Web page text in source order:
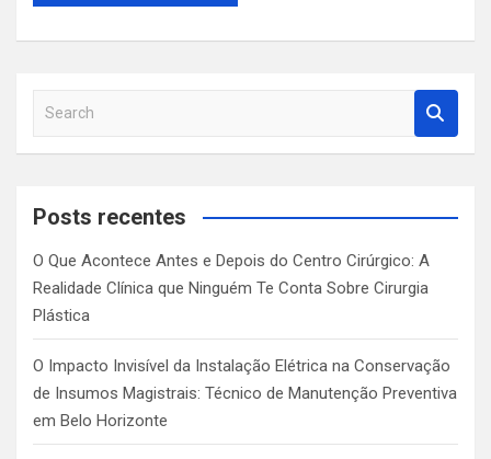
a
c
Posts recentes
O Que Acontece Antes e Depois do Centro Cirúrgico: A
Realidade Clínica que Ninguém Te Conta Sobre Cirurgia
Plástica
O Impacto Invisível da Instalação Elétrica na Conservação
de Insumos Magistrais: Técnico de Manutenção Preventiva
em Belo Horizonte